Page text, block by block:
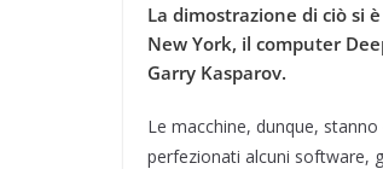
La dimostrazione di ciò si
New York, il computer
Garry Kasparov.
Le macchine, dunque,
perfezionati alcuni software,